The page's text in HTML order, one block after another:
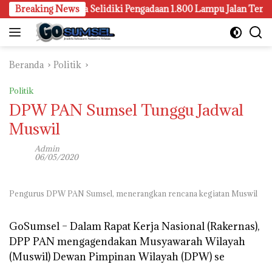
Langsung
ke
konten
Breaking News
Palembang Juga Selidiki Pengadaan 1.800 Lampu Jalan Tenaga
Beranda Politik
Politik
DPW PAN Sumsel Tunggu Jadwal
Muswil
Admin
06/05/2020
Pengurus DPW PAN Sumsel, menerangkan rencana kegiatan Muswil
GoSumsel – Dalam Rapat Kerja Nasional (Rakernas),
DPP PAN mengagendakan Musyawarah Wilayah
(Muswil) Dewan Pimpinan Wilayah (DPW) se